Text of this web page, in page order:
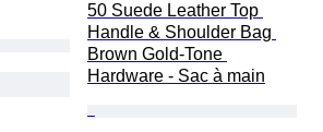
50 Suede Leather Top
Handle & Shoulder Bag
Brown Gold-Tone
Hardware - Sac à main